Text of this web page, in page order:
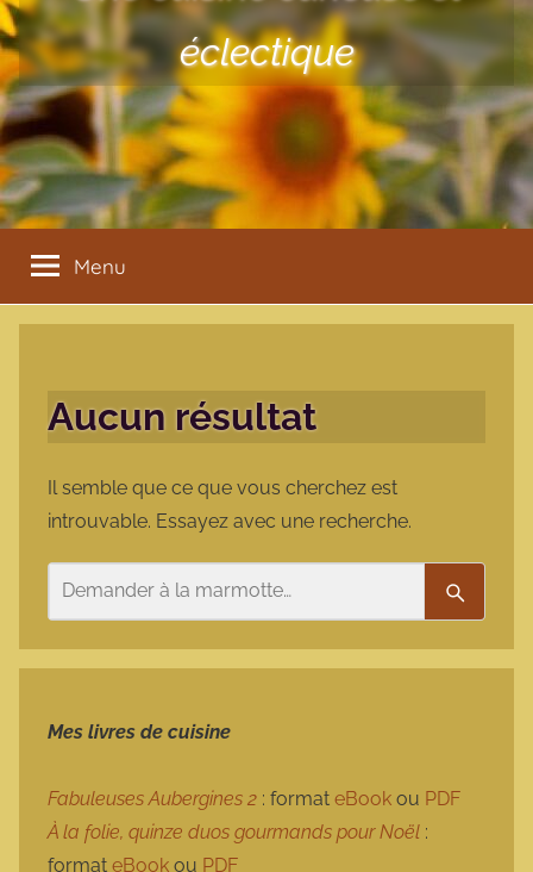
éclectique
Menu
Aucun résultat
Il semble que ce que vous cherchez est
introuvable. Essayez avec une recherche.
Mes livres de cuisine
Fabuleuses Aubergines 2 : format eBook ou PDF
À la folie, quinze duos gourmands pour Noël :
format eBook ou PDF